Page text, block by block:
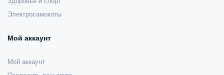
Электросамокаты
Мой аккаунт
Мой аккаунт